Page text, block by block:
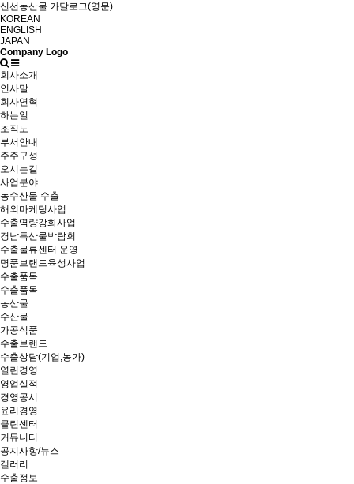
신선농산물 카달로그(영문)
KOREAN
ENGLISH
JAPAN
Company Logo
회사소개
인사말
회사연혁
하는일
조직도
부서안내
주주구성
오시는길
사업분야
농수산물 수출
해외마케팅사업
수출역량강화사업
경남특산물박람회
수출물류센터 운영
명품브랜드육성사업
수출품목
수출품목
농산물
수산물
가공식품
수출브랜드
수출상담(기업,농가)
열린경영
영업실적
경영공시
윤리경영
클린센터
커뮤니티
공지사항/뉴스
갤러리
수출정보